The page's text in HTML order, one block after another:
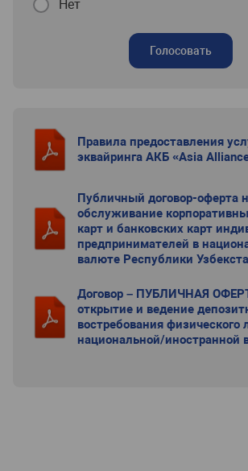
Нет
Голосовать
Правила предоставления
эквайринга АКБ «Asia
Публичный договор-оферта
обслуживание
карт и банковских карт
предпринимателей в
валюте Республики
Договор – ПУБЛИЧНАЯ
открытие и ведение
востребования физического
национальной/иностранной